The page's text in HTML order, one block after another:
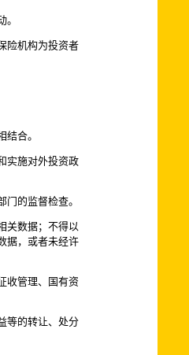
险机构为投资者
合。
实施对外投资政
的监督检查。
关数据；不得以
据，或者未经许
收管理、国有资
等的转让、处分